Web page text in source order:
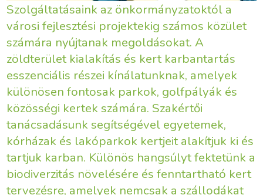
Szolgáltatásaink az önkormányzatoktól a
városi fejlesztési projektekig számos közület
számára nyújtanak megoldásokat. A
zöldterület kialakítás és kert karbantartás
esszenciális részei kínálatunknak, amelyek
különösen fontosak parkok, golfpályák és
közösségi kertek számára. Szakértői
tanácsadásunk segítségével egyetemek,
kórházak és lakóparkok kertjeit alakítjuk ki és
tartjuk karban. Különös hangsúlyt fektetünk a
biodiverzitás növelésére és fenntartható kert
tervezésre, amelyek nemcsak a szállodákat